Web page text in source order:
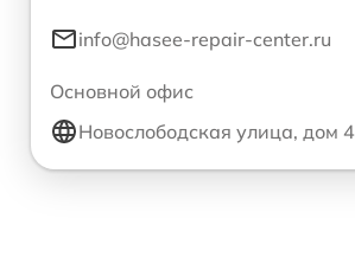
info@hasee-repair-center.ru
Основной офис
Новослободская улица, дом 4